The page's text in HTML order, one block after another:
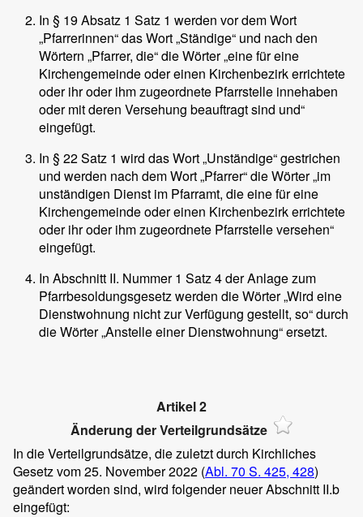
In § 19 Absatz 1 Satz 1 werden vor dem Wort
„Pfarrerinnen“ das Wort „Ständige“ und nach den
Wörtern „Pfarrer, die“ die Wörter „eine für eine
Kirchengemeinde oder einen Kirchenbezirk errichtete
oder ihr oder ihm zugeordnete Pfarrstelle innehaben
oder mit deren Versehung beauftragt sind und“
eingefügt.
In § 22 Satz 1 wird das Wort „Unständige“ gestrichen
und werden nach dem Wort „Pfarrer“ die Wörter „im
unständigen Dienst im Pfarramt, die eine für eine
Kirchengemeinde oder einen Kirchenbezirk errichtete
oder ihr oder ihm zugeordnete Pfarrstelle versehen“
eingefügt.
In Abschnitt II. Nummer 1 Satz 4 der Anlage zum
Pfarrbesoldungsgesetz werden die Wörter „Wird eine
Dienstwohnung nicht zur Verfügung gestellt, so“ durch
die Wörter „Anstelle einer Dienstwohnung“ ersetzt.
Artikel 2
Änderung der Verteilgrundsätze
In die Verteilgrundsätze, die zuletzt durch Kirchliches
Gesetz vom 25. November 2022 (Abl. 70 S. 425, 428)
geändert worden sind, wird folgender neuer Abschnitt II.b
eingefügt: